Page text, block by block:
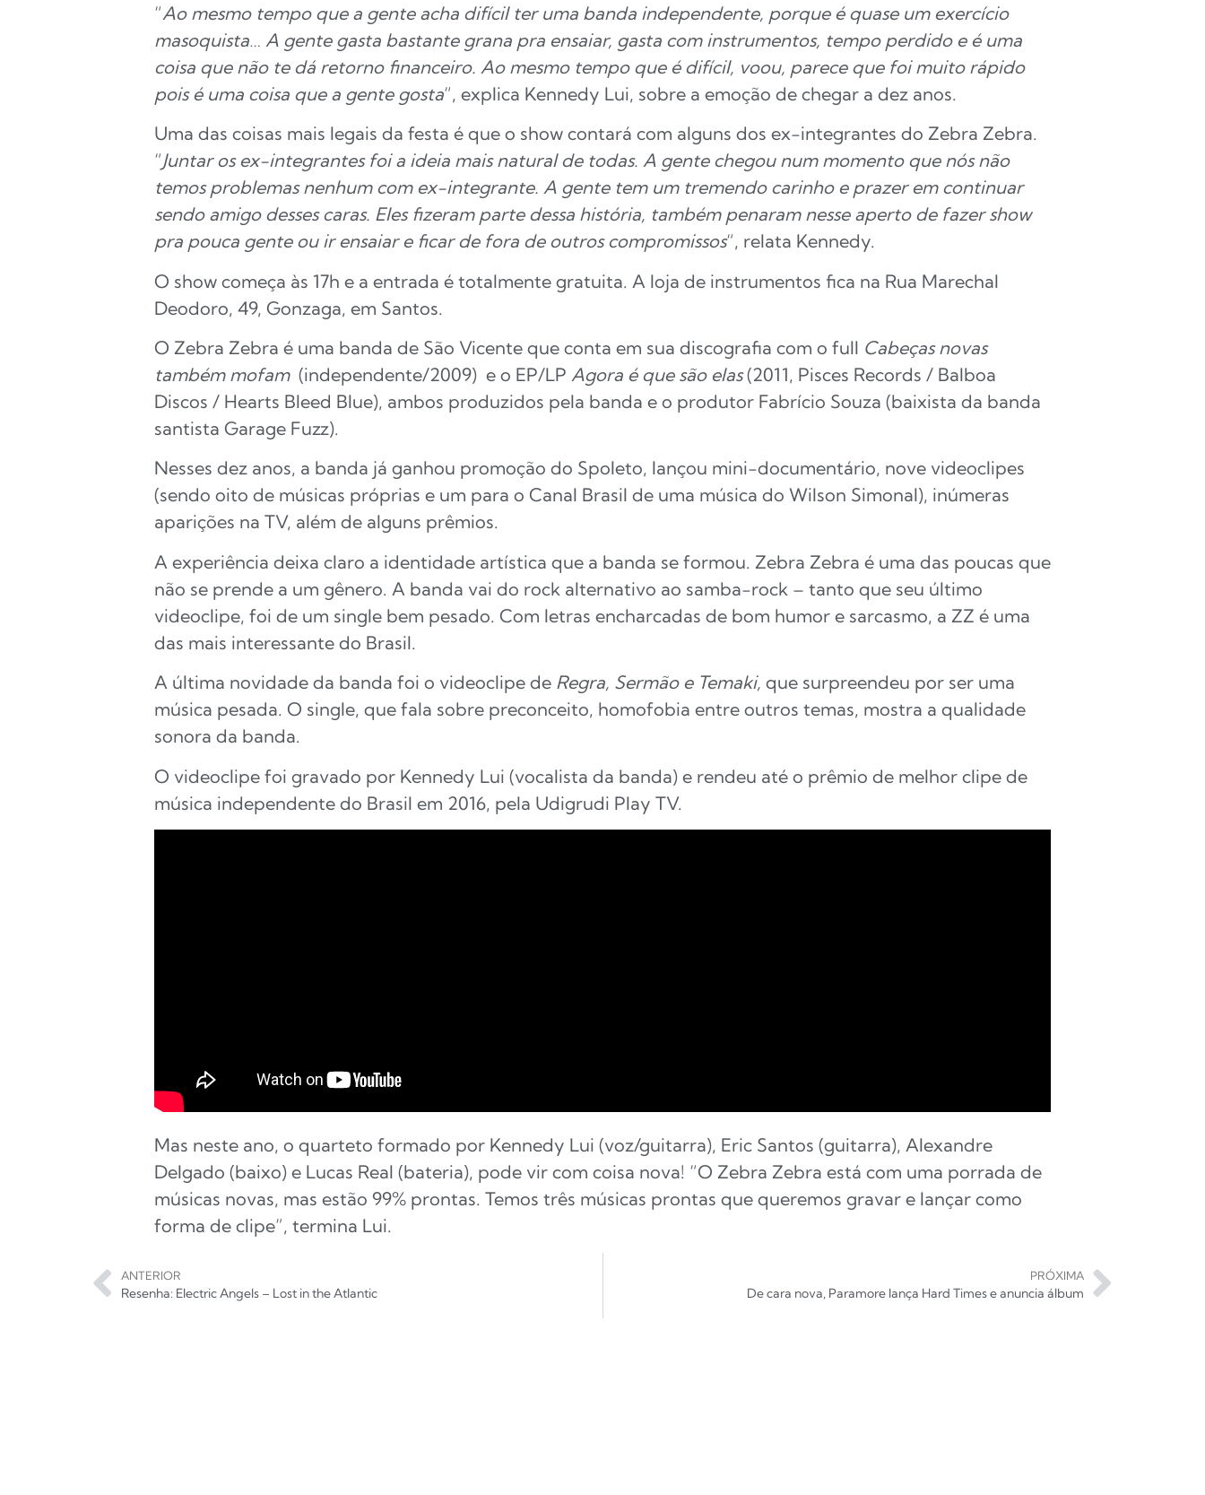
“Ao mesmo tempo que a gente acha difícil ter uma banda independente, porque é quase um exercício
masoquista… A gente gasta bastante grana pra ensaiar, gasta com instrumentos, tempo perdido e é uma
coisa que não te dá retorno financeiro. Ao mesmo tempo que é difícil, voou, parece que foi muito rápido
pois é uma coisa que a gente gosta“, explica Kennedy Lui, sobre a emoção de chegar a dez anos.
Uma das coisas mais legais da festa é que o show contará com alguns dos ex-integrantes do Zebra Zebra.
“Juntar os ex-integrantes foi a ideia mais natural de todas. A gente chegou num momento que nós não
temos problemas nenhum com ex-integrante. A gente tem um tremendo carinho e prazer em continuar
sendo amigo desses caras. Eles fizeram parte dessa história, também penaram nesse aperto de fazer show
pra pouca gente ou ir ensaiar e ficar de fora de outros compromissos“, relata Kennedy.
O show começa às 17h e a entrada é totalmente gratuita. A loja de instrumentos fica na Rua Marechal
Deodoro, 49, Gonzaga, em Santos.
O Zebra Zebra é uma banda de São Vicente que conta em sua discografia com o full Cabeças novas
também mofam (independente/2009) e o EP/LP Agora é que são elas(2011, Pisces Records / Balboa
Discos / Hearts Bleed Blue), ambos produzidos pela banda e o produtor Fabrício Souza (baixista da banda
santista Garage Fuzz).
Nesses dez anos, a banda já ganhou promoção do Spoleto, lançou mini-documentário, nove videoclipes
(sendo oito de músicas próprias e um para o Canal Brasil de uma música do Wilson Simonal), inúmeras
aparições na TV, além de alguns prêmios.
A experiência deixa claro a identidade artística que a banda se formou. Zebra Zebra é uma das poucas que
não se prende a um gênero. A banda vai do rock alternativo ao samba-rock – tanto que seu último
videoclipe, foi de um single bem pesado. Com letras encharcadas de bom humor e sarcasmo, a ZZ é uma
das mais interessante do Brasil.
A última novidade da banda foi o videoclipe de Regra, Sermão e Temaki, que surpreendeu por ser uma
música pesada. O single, que fala sobre preconceito, homofobia entre outros temas, mostra a qualidade
sonora da banda.
O videoclipe foi gravado por Kennedy Lui (vocalista da banda) e rendeu até o prêmio de melhor clipe de
música independente do Brasil em 2016, pela Udigrudi Play TV.
Mas neste ano, o quarteto formado por Kennedy Lui (voz/guitarra), Eric Santos (guitarra), Alexandre
Delgado (baixo) e Lucas Real (bateria), pode vir com coisa nova! “O Zebra Zebra está com uma porrada de
músicas novas, mas estão 99% prontas. Temos três músicas prontas que queremos gravar e lançar como
forma de clipe”, termina Lui.
ANTERIOR
Resenha: Electric Angels – Lost in the Atlantic
PRÓXIMA
De cara nova, Paramore lança Hard Times e anuncia álbum